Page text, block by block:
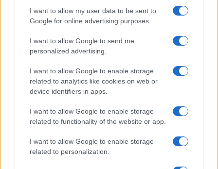
I want to allow my user data to be sent to
Google for online advertising purposes.
I want to allow Google to send me
personalized advertising.
I want to allow Google to enable storage
related to analytics like cookies on web or
device identifiers in apps.
I want to allow Google to enable storage
related to functionality of the website or app.
I want to allow Google to enable storage
related to personalization.
Secondo gli investigatori, i due avrebbero
trasmesso, dietro compenso,oltre 2.000
comunicazioni
, permettendo così la creazione
dei crediti fiscali nei cassetti tributari delle società
che, stando all’ipotesi accusatoria, erano privi di
qualsiasi corrispondenza con lavori realmente
La Procura di Siracusa è intervenuta con
l’emissione dicinque decreti di sequestro